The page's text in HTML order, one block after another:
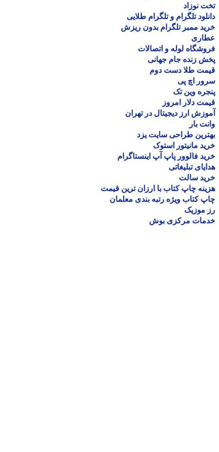
نوزاد
تلگرام و تلگرام طلایی
ممبر تلگرام بدون ریزش
لوله و اتصالات
زنده جام جهانی
طلا دست دوم
اچ پی
وین تک
دلار امروز
ارز دیجیتال در تهران
بار
طراحی سایت یزد
مانیتور استوک
فالوور پاپ آپ اینستاگرام
تبلیغاتی
سالت
چاپ کتاب با ارزان ترین قیمت
کتاب ویژه رتبه بندی معلمان
موزیک
مرکزی بوش